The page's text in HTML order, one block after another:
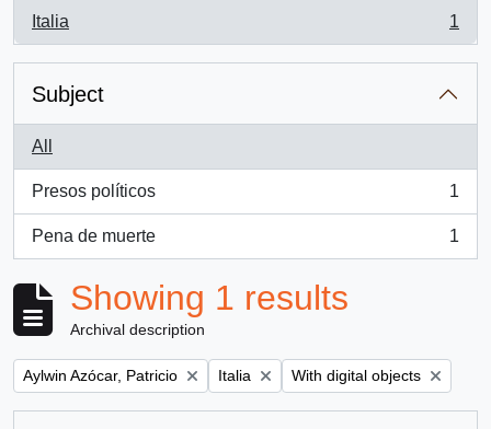
Italia
, 1 results
1
Subject
All
Presos políticos
, 1 results
1
Pena de muerte
, 1 results
1
Showing 1 results
Archival description
Remove filter:
Aylwin Azócar, Patricio Remove filter:
Italia Remove filter:
With digital objects